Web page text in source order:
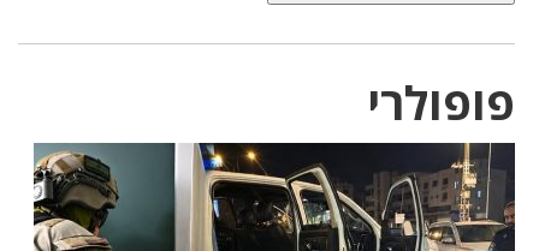
פופולרי